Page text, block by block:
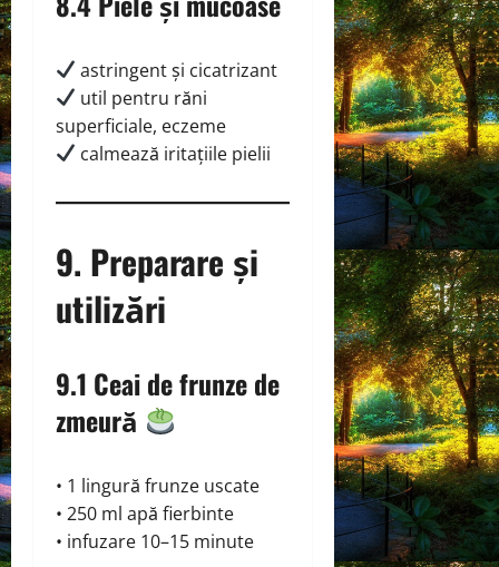
astringent și cicatrizant
util pentru răni
superficiale, eczeme
calmează iritațiile pielii
9. Preparare și
utilizări
9.1 Ceai de frunze de
zmeură
• 1 lingură frunze uscate
• 250 ml apă fierbinte
• infuzare 10–15 minute